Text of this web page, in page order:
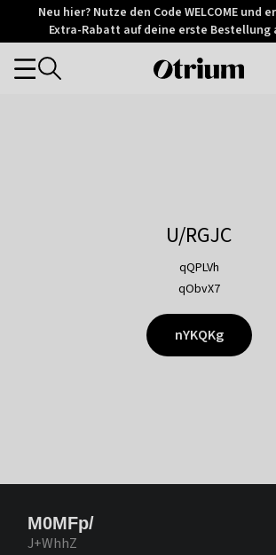
Otrium
Trustpilot
Neu hier? Nutze den Code WELCOME und
Extra-Rabatt auf deine erste Bestellung
Otrium
Categories
U/RGJC
qQPLVh
qObvX7
nYKQKg
M0MFp/
J+WhhZ